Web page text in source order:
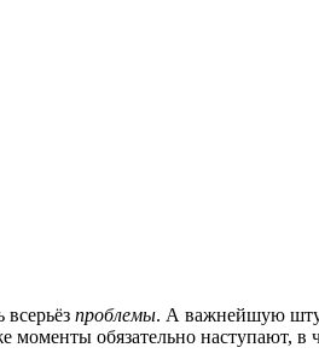
проблемы. А важнейшую
моменты обязательно наступают,